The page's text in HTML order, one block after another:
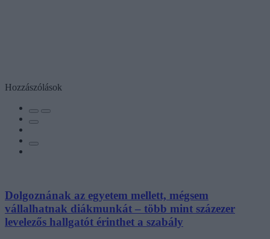
Hozzászólások
Dolgoznának az egyetem mellett, mégsem
vállalhatnak diákmunkát – több mint százezer
levelezős hallgatót érinthet a szabály